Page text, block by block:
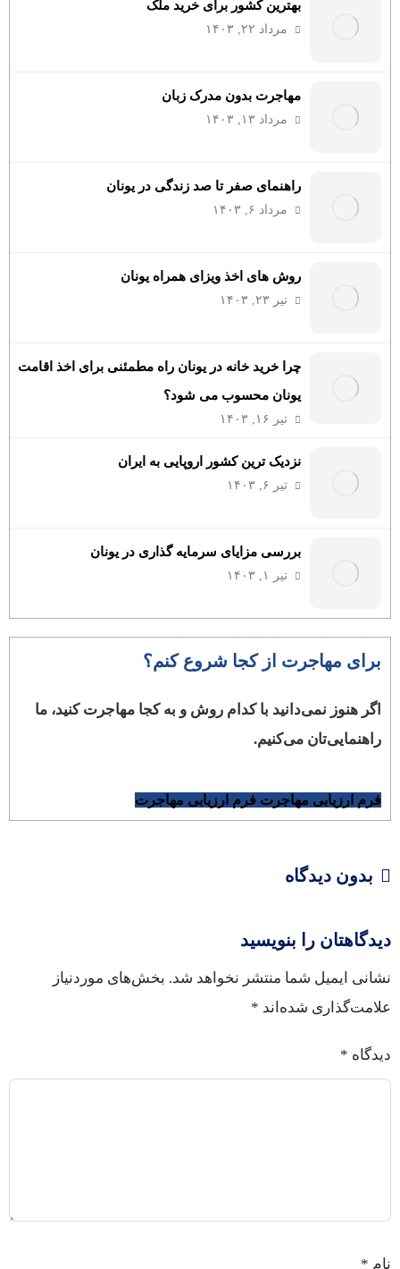
بهترین کشور برای خرید ملک
مرداد ۲۲, ۱۴۰۳
مهاجرت بدون مدرک زبان
مرداد ۱۳, ۱۴۰۳
راهنمای صفر تا صد زندگی در یونان
مرداد ۶, ۱۴۰۳
روش های اخذ ویزای همراه یونان
تیر ۲۳, ۱۴۰۳
چرا خرید خانه در یونان راه مطمئنی برای اخذ اقامت
یونان محسوب می شود؟
تیر ۱۶, ۱۴۰۳
نزدیک ترین کشور اروپایی به ایران
تیر ۶, ۱۴۰۳
بررسی مزایای سرمایه گذاری در یونان
تیر ۱, ۱۴۰۳
برای مهاجرت از کجا شروع کنم؟
اگر هنوز نمی‌دانید با کدام روش و به کجا مهاجرت کنید، ما
راهنمایی‌تان می‌کنیم.
فرم ارزیابی مهاجرت فرم ارزیابی مهاجرت
بدون دیدگاه
دیدگاهتان را بنویسید
نشانی ایمیل شما منتشر نخواهد شد. بخش‌های موردنیاز
علامت‌گذاری شده‌اند *
دیدگاه *
نام *